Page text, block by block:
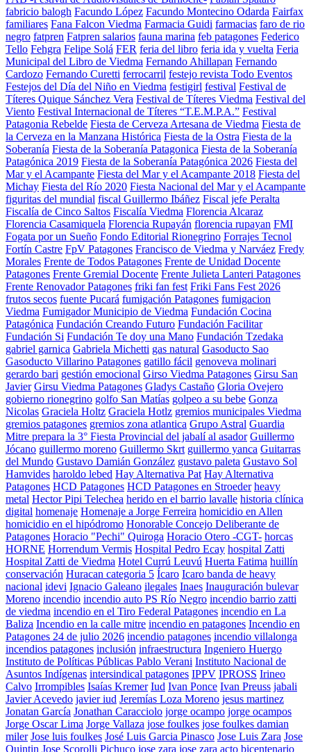
fabricio balogh Facundo López Facundo Montecino Odarda Fairfax
familiares Fana Falcon Viedma Farmacia Guidi farmacias faro de rio
negro fatpren Fatpren salarios fauna marina feb patagones Federico
Tello Fehgra Felipe Solá FER feria del libro feria ida y vuelta Feria
Municipal del Libro de Viedma Fernando Ahillapan Fernando
Cardozo Fernando Curetti ferrocarril festejo revista Todo Eventos
Festejos del Día del Niño en Viedma festigirl festival Festival de
Títeres Quique Sánchez Vera Festival de Títeres Viedma Festival del
Viento Festival Internacional de Títeres “T.E.M.P.A.” Festival
Patagonia Rebelde Fiesta de Cerveza Artesana de Viedma Fiesta de
la Cerveza en la Manzana Histórica Fiesta de la Ostra Fiesta de la
Soberanía Fiesta de la Soberanía Patagonica Fiesta de la Soberanía
Patagónica 2019 Fiesta de la Soberanía Patagónica 2026 Fiesta del
Mar y el Acampante Fiesta del Mar y el Acampante 2018 Fiesta del
Michay Fiesta del Río 2020 Fiesta Nacional del Mar y el Acampante
figuritas del mundial fiscal Guillermo Ibáñez Fiscal jefe Peralta
Fiscalía de Cinco Saltos Fiscalía Viedma Florencia Alcaraz
Florencia Casamiquela Florencia Rupayán florencia rupayan FMI
Fogata por un Sueño Fondo Editorial Rionegrino Forrajes Tecnol
Fortín Castre FpV Patagones Francisco de Viedma y Narváez Fredy
Morales Frente de Todos Patagones Frente de Unidad Docente
Patagones Frente Gremial Docente Frente Julieta Lanteri Patagones
Frente Renovador Patagones friki fan fest Friki Fans Fest 2026
frutos secos fuente Pucará fumigación Patagones fumigacion
Viedma Fumigador Municipio de Viedma Fundación Cocina
Patagónica Fundación Creando Futuro Fundación Facilitar
Fundación Si Fundación Te doy una Mano Fundación Tzedaka
gabriel garnica Gabriela Michetti gas natural Gasoducto Sao
Gasoducto Villarino Patagones gatillo fácil genoveva molinari
gerardo bari gestión emocional Girso Viedma Patagones Girsu San
Javier Girsu Viedma Patagones Gladys Castaño Gloria Ovejero
gobierno rionegrino golfo San Matías golpeo a su bebe Gonza
Nicolas Graciela Holtz Graciela Hotlz gremios municipales Viedma
gremios patagones gremios zona atlantica Grupo Astral Guardia
Mitre prepara la 3° Fiesta Provincial del jabalí al asador Guillermo
Jócano guillermo moreno Guillermo Skrt guillermo yanca Guitarras
del Mundo Gustavo Damián González gustavo paleta Gustavo Sol
Hamvides haroldo lebed Hay Alternativa Pat Hay Alternativa
Patagones HCD Patagones HCD Patagones en Stroeder heavy
metal Hector Pipi Telechea herido en el barrio lavalle historia clínica
digital homenaje Homenaje a Jorge Ferreira homicidio en Allen
homicidio en el hipódromo Honorable Concejo Deliberante de
Patagones Horacio "Pechi" Quiroga Horacio Otero -CGT- horcas
HORNE Horrendum Vermis Hospital Pedro Ecay hospital Zatti
Hospital Zatti de Viedma Hotel Currú Leuvú Huerta Fatima huillín
conservación Huracan categoria 5 Ícaro Icaro banda de heavy
nacional idevi Ignacio Galeano ilegales Inaes Inauguración bulevar
Moreno incendio incendio auto PS Río Negro incendio barrio zatti
de viedma incendio en el Tiro Federal Patagones incendio en La
Baliza Incendio en la calle mitre incendio en patagones Incendio en
Patagones 24 de julio 2026 incendio patagones incendio villalonga
incendios patagones inclusión infraestructura Ingeniero Huergo
Instituto de Políticas Públicas Pablo Verani Instituto Nacional de
Asuntos Indígenas intersindical patagones IPPV IPROSS Irineo
Calvo Irrompibles Isaías Kremer Iud Ivan Ponce Ivan Preuss jabali
Javier Acevedo javier iud Jeremías Loza Moreno jesus martinez
Jonatan García Jonathan Caracciolo jorge ocampo jorge ocampos
Jorge Oscar Lima Jorge Vallaza jose foulkes jose foulkes damian
miler Jose luis foulkes José Luis Garcia Pinasco Jose Luis Zara Jose
Quintin Jose Scorolli Pichuco jose zara jose zara acto bicentenario